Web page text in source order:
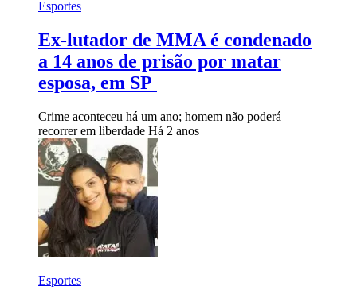
Esportes
Ex-lutador de MMA é condenado
a 14 anos de prisão por matar
esposa, em SP
Crime aconteceu há um ano; homem não poderá
recorrer em liberdade Há 2 anos
Esportes